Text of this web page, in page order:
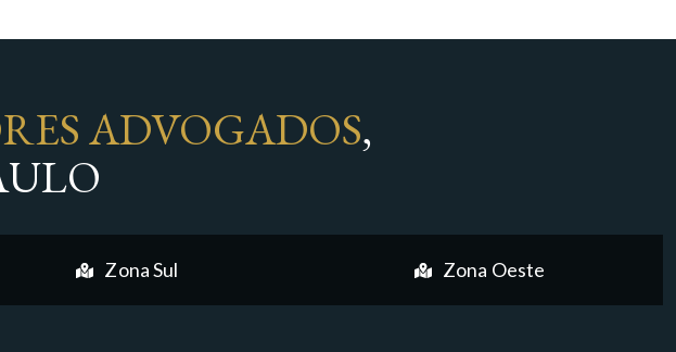
ADVOGADOS,
Zona Sul Zona Oeste